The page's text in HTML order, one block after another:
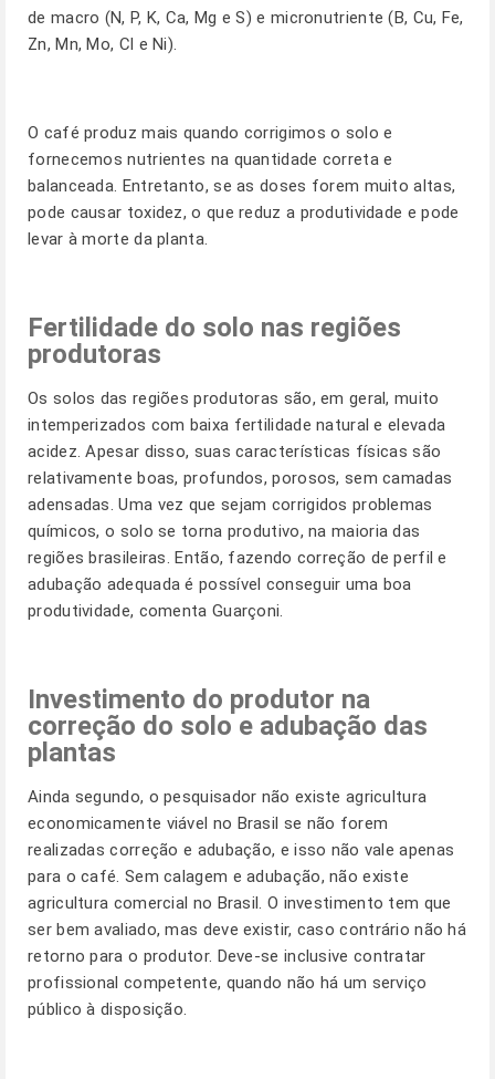
de macro (N, P, K, Ca, Mg e S) e micronutriente (B, Cu, Fe,
Zn, Mn, Mo, Cl e Ni).
O café produz mais quando corrigimos o solo e
fornecemos nutrientes na quantidade correta e
balanceada. Entretanto, se as doses forem muito altas,
pode causar toxidez, o que reduz a produtividade e pode
levar à morte da planta.
Fertilidade do solo nas regiões
produtoras
Os solos das regiões produtoras são, em geral, muito
intemperizados com baixa fertilidade natural e elevada
acidez. Apesar disso, suas características físicas são
relativamente boas, profundos, porosos, sem camadas
adensadas. Uma vez que sejam corrigidos problemas
químicos, o solo se torna produtivo, na maioria das
regiões brasileiras. Então, fazendo correção de perfil e
adubação adequada é possível conseguir uma boa
produtividade, comenta Guarçoni.
Investimento do produtor na
correção do solo e adubação das
plantas
Ainda segundo, o pesquisador não existe agricultura
economicamente viável no Brasil se não forem
realizadas correção e adubação, e isso não vale apenas
para o café. Sem calagem e adubação, não existe
agricultura comercial no Brasil. O investimento tem que
ser bem avaliado, mas deve existir, caso contrário não há
retorno para o produtor. Deve-se inclusive contratar
profissional competente, quando não há um serviço
público à disposição.